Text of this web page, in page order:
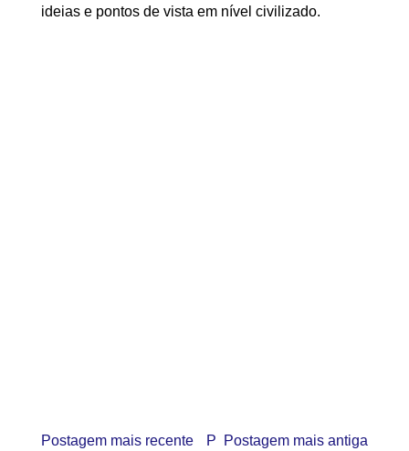
ideias e pontos de vista em nível civilizado.
Postagem mais recente Postagem mais antiga
P